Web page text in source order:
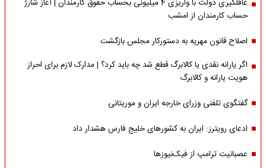
غافلگیری دولت با واریزی 4 میلیونی بحساب حقوق کارمندان | آغاز شارژ
حساب کارمندان از امشب
اصلاح قانون مهریه به دستورکار مجلس بازگشت
اگر یارانه نقدی یا کالابرگ قطع شد چه باید کرد؟ | مدارک لازم برای احراز
هویت یارانه و کالابرگ
گفتگوی تلفنی وزرای خارجه ایران و موریتانی
ادعای رویترز: ایران به کشورهای خلیج فارس هشدار داد
عصبانیت ترامپ از فیک‌نیوزها